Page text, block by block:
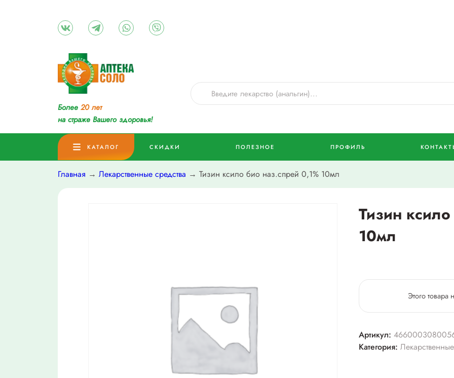
Более 20 лет
на страже Вашего здоровья!
КАТАЛОГ СКИДКИ ПОЛЕЗНОЕ ПРОФИЛЬ
Главная → Лекарственные средства → Тизин ксило био наз.спрей 0,1% 10мл
Тизин
10мл
Этого товара
Артикул:
Категория: